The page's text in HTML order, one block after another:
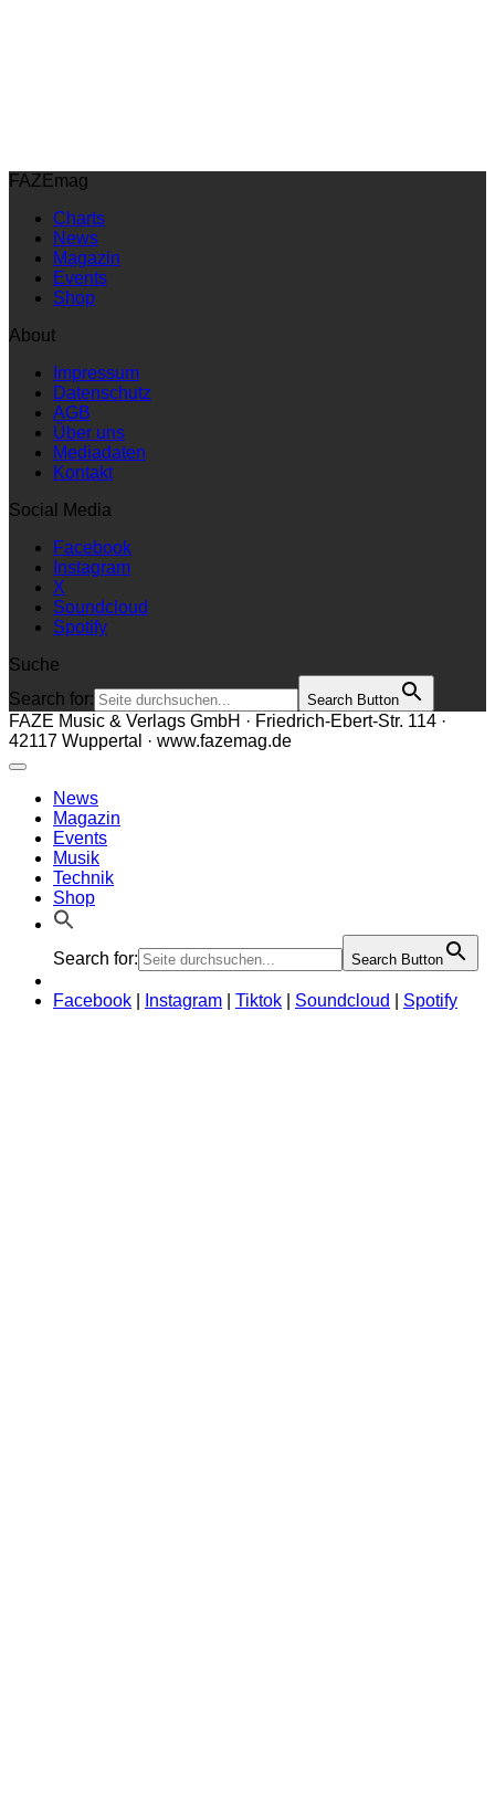
FAZEmag
Charts
News
Magazin
Events
Shop
About
Impressum
Datenschutz
AGB
Über uns
Mediadaten
Kontakt
Social Media
Facebook
Instagram
X
Soundcloud
Spotify
Suche
Search for:
Search Button
FAZE Music & Verlags GmbH · Friedrich-Ebert-Str. 114 ·
42117 Wuppertal · www.fazemag.de
News
Magazin
Events
Musik
Technik
Shop
Search for: Search Button
Facebook Instagram Tiktok Soundcloud Spotify